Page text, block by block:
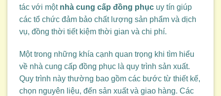
tác với một nhà cung cấp đồng phục uy tín giúp
các tổ chức đảm bảo chất lượng sản phẩm và dịch
vụ, đồng thời tiết kiệm thời gian và chi phí.
Một trong những khía cạnh quan trọng khi tìm hiểu
về nhà cung cấp đồng phục là quy trình sản xuất.
Quy trình này thường bao gồm các bước từ thiết kế,
chọn nguyên liệu, đến sản xuất và giao hàng. Các